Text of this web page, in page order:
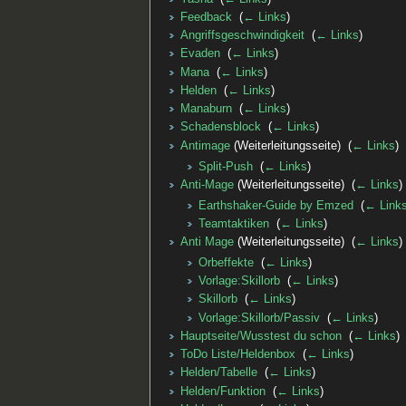
Feedback‎ (← Links)
Angriffsgeschwindigkeit‎ (← Links)
Evaden‎ (← Links)
Mana‎ (← Links)
Helden‎ (← Links)
Manaburn‎ (← Links)
Schadensblock‎ (← Links)
Antimage(Weiterleitungsseite) ‎ (← Links)
Split-Push‎ (← Links)
Anti-Mage(Weiterleitungsseite) ‎ (← Links)
Earthshaker-Guide by Emzed
(←
Teamtaktiken‎ (← Links)
Anti Mage(Weiterleitungsseite) ‎ (← Links)
Orbeffekte‎ (← Links)
Vorlage:Skillorb‎ (← Links)
Skillorb‎ (← Links)
Vorlage:Skillorb/Passiv‎ (← Links)
Hauptseite/Wusstest du schon‎ (← Links)
ToDo Liste/Heldenbox
(← Links)
Helden/Tabelle‎ (← Links)
Helden/Funktion‎ (← Links)